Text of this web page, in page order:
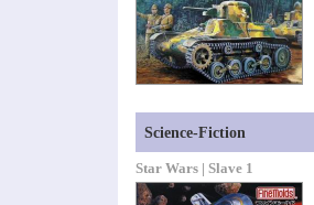
Science-Fiction
Star Wars | Slave 1